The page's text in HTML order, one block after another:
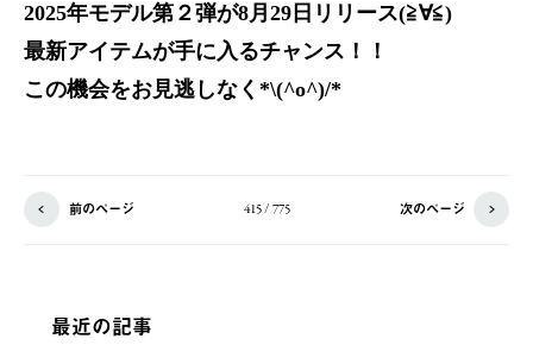
2025年モデル第２弾が8月29日リリース(≧∀≦)
最新アイテムが手に入るチャンス！！
この機会をお見逃しなく*\(^o^)/*
前のページ 415 / 775 次のページ
最近の記事